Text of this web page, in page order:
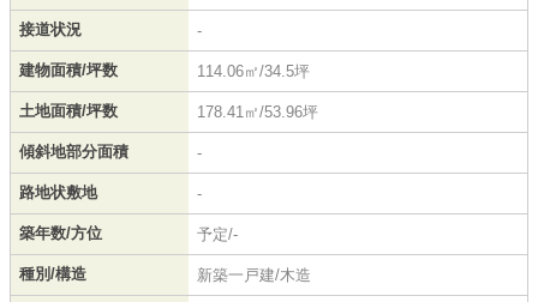
接道状況 -
建物面積/坪数 114.06㎡/34.5坪
土地面積/坪数 178.41㎡/53.96坪
傾斜地部分面積 -
路地状敷地 -
築年数/方位 予定/-
種別/構造 新築一戸建/木造